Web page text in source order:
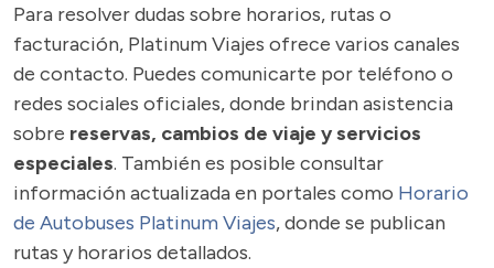
Para resolver dudas sobre horarios, rutas o
facturación, Platinum Viajes ofrece varios canales
de contacto. Puedes comunicarte por teléfono o
redes sociales oficiales, donde brindan asistencia
sobre reservas, cambios de viaje y servicios
especiales. También es posible consultar
información actualizada en portales como Horario
de Autobuses Platinum Viajes, donde se publican
rutas y horarios detallados.